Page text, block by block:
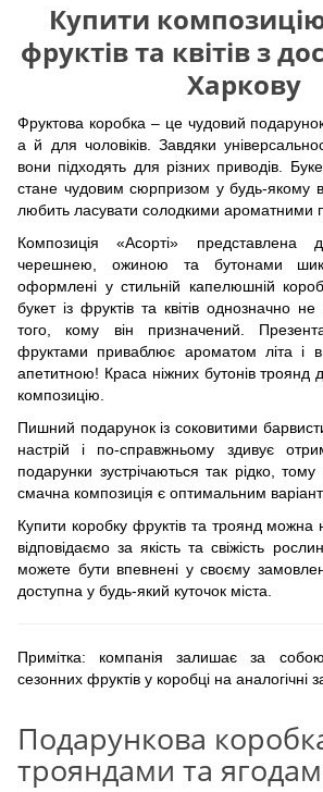
Купити композицію
фруктів та квітів з
Харкову
Фруктова коробка – це чудовий
а й для чоловіків. Завдяки
вони підходять для різних приводів.
стане чудовим сюрпризом у будь-якому
любить ласувати солодкими ароматними
Композиція «Асорті» представлена
черешнею, ожиною та бутонами
оформлені у стильній капелюшній
букет із фруктів та квітів однозначно
того, кому він призначений.
фруктами приваблює ароматом літа і
апетитною! Краса ніжних бутонів троянд
композицію.
Пишний подарунок із соковитими
настрій і по-справжньому здивує
подарунки зустрічаються так рідко,
смачна композиція є оптимальним
Купити коробку фруктів та троянд
відповідаємо за якість та свіжість
можете бути впевнені у своєму
доступна у будь-який куточок міста.
Примітка: компанія залишає за
сезонних фруктів у коробці на аналогічні
Подарункова
трояндами та